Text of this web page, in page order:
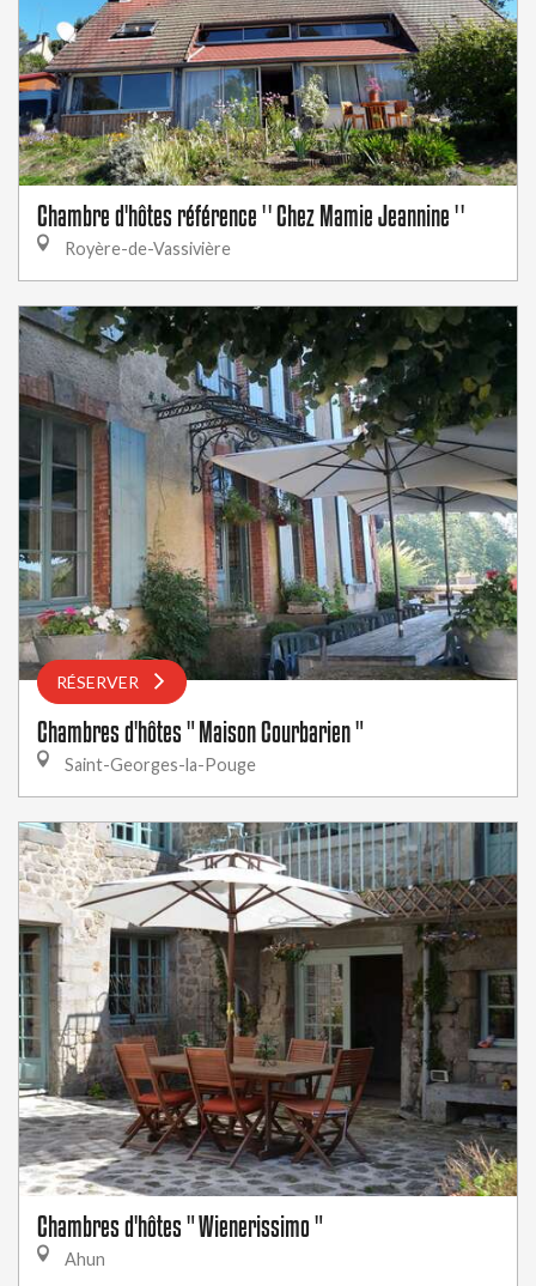
Chambre d'hôtes référence '' Chez Mamie Jeannine ''
Royère-de-Vassivière
RÉSERVER
Chambres d'hôtes " Maison Courbarien "
Saint-Georges-la-Pouge
Chambres d'hôtes " Wienerissimo "
Ahun